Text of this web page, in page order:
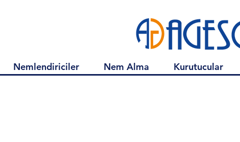
Nemlendiriciler Nem Alma Kurutucular